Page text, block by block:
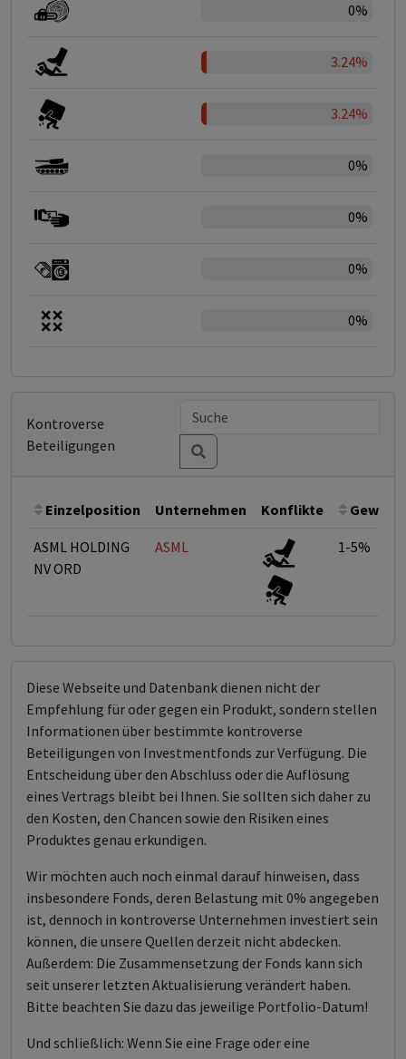
0%
3.24%
3.24%
0%
0%
0%
0%
Kontroverse
Beteiligungen
Einzelposition Unternehmen Konflikte
ASML HOLDING
NV ORD
ASML 1-5%
Diese Webseite und Datenbank dienen nicht der
Empfehlung für oder gegen ein Produkt, sondern stellen
Informationen über bestimmte kontroverse
Beteiligungen von Investmentfonds zur Verfügung. Die
Entscheidung über den Abschluss oder die Auflösung
eines Vertrags bleibt bei Ihnen. Sie sollten sich daher zu
den Kosten, den Chancen sowie den Risiken eines
Produktes genau erkundigen.
Wir möchten auch noch einmal darauf hinweisen, dass
insbesondere Fonds, deren Belastung mit 0% angegeben
ist, dennoch in kontroverse Unternehmen investiert sein
können, die unsere Quellen derzeit nicht abdecken.
Außerdem: Die Zusammensetzung der Fonds kann sich
seit unserer letzten Aktualisierung verändert haben.
Bitte beachten Sie dazu das jeweilige Portfolio-Datum!
Und schließlich: Wenn Sie eine Frage oder eine